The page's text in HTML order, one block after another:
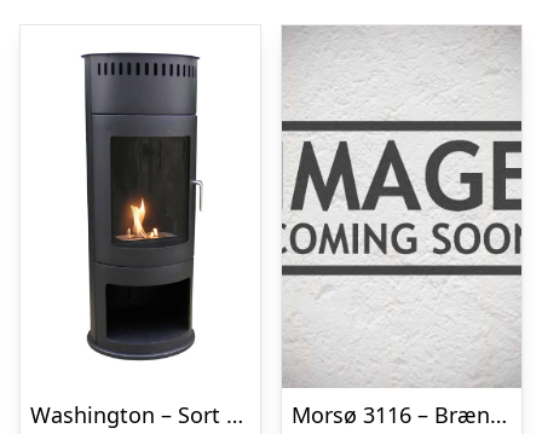
Washington – Sort rund bioethanol brændeovn
Morsø 3116 – Brændeovn